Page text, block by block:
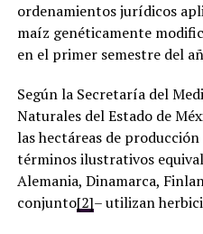
ordenamientos jurídicos
maíz genéticamente
en el primer semestre del
Según la Secretaría del
Naturales del Estado de
las hectáreas de
términos ilustrativos
Alemania, Dinamarca,
conjunto[2]– utilizan